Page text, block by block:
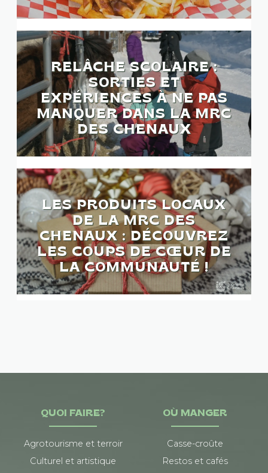
RELÂCHE SCOLAIRE :
SORTIES ET
EXPÉRIENCES À NE PAS
MANQUER DANS LA MRC
DES CHENAUX
LES PRODUITS LOCAUX
DE LA MRC DES
CHENAUX : DÉCOUVREZ
LES COUPS DE CŒUR DE
LA COMMUNAUTÉ !
QUOI FAIRE?
Agrotourisme et terroir
Culturel et artistique
OÙ MANGER
Casse-croûte
Restos et cafés